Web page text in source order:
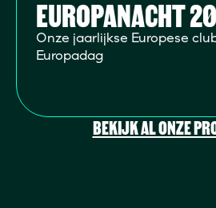
EUROPANACHT
Onze jaarlijkse Europese
Europadag
BEKIJK AL ONZE